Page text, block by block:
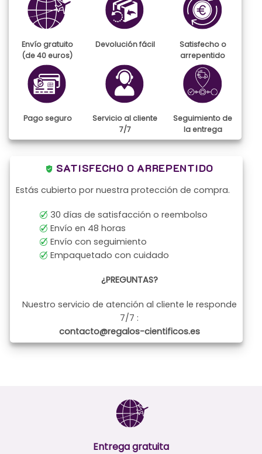
Envío gratuito
(de 40 euros)
Devolución fácil
Satisfecho o
arrepentido
Pago seguro
Servicio al cliente
7/7
Seguimiento de
la entrega
SATISFECHO O ARREPENTIDO
Estás cubierto por nuestra protección de compra.
30 días de satisfacción o reembolso
Envío en 48 horas
Envío con seguimiento
Empaquetado con cuidado
¿PREGUNTAS?
Nuestro servicio de atención al cliente le responde
7/7 :
contacto@regalos-cientificos.es
Entrega gratuita